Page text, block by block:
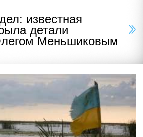
известная
детали
Меньшиковым